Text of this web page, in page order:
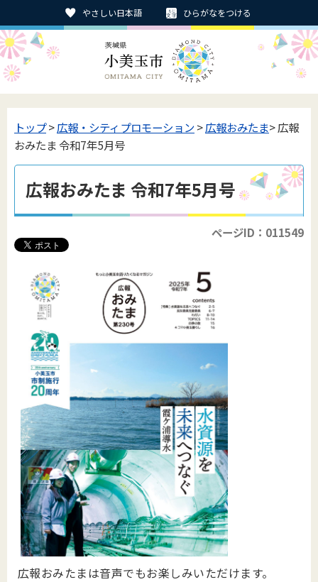
やさしい日本語 ひらがなをつける
トップ>広報・シティプロモーション>広報おみたま> 広報
おみたま 令和7年5月号
広報おみたま 令和7年5月号
ページID：011549
広報おみたまは音声でもお楽しみいただけます。